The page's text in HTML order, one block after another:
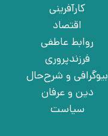
کارآفرینی
اقتصاد
روابط عاطفی
فرزندپروری
بیوگرافی و شرح‌حال
دین و عرفان
سیاست